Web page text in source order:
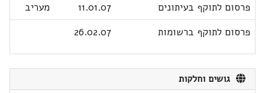
פרסום לתוקף בעיתונים
11.01.07
מעריב
פרסום לתוקף ברשומות
26.02.07
גושים וחלקות